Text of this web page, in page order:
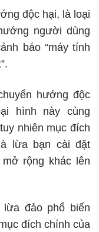
độc hại, là loại
người dùng
báo “máy tính
hướng độc
hình này cùng
nhiên mục đích
lừa bạn cài đặt
rộng khác lên
đảo phổ biến
đích chính của